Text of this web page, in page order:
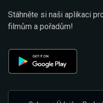
Stáhněte si naši aplikaci
filmům a pořadům!